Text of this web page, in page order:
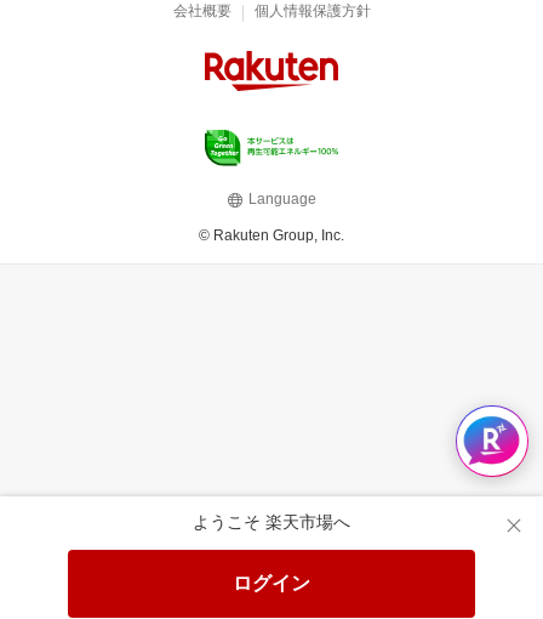
ようこそ 楽天市場へ
ログイン
会社概要 | 個人情報保護方針
Language
© Rakuten Group, Inc.